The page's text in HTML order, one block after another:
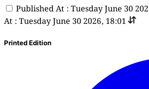
Published At : Tuesday June 30
At : Tuesday June 30 2026, 18:01
Printed Edition